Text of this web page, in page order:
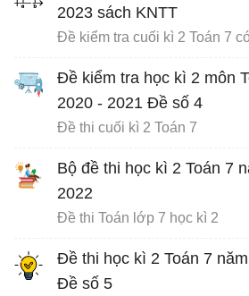
2023 sách KNTT
Đề kiểm tra cuối kì 2 Toán 7
Đề kiểm tra học kì 2 môn
2020 - 2021 Đề số 4
Đề thi cuối kì 2 Toán 7
Bộ đề thi học kì 2 Toán 7
2022
Đề thi Toán lớp 7 học kì 2
Đề thi học kì 2 Toán 7
Đề số 5